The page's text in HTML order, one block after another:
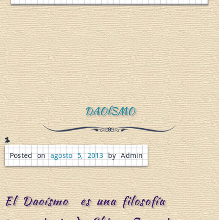
h
i
n
h
u
a
DAOÍSMO
Posted onagosto 5, 2013by Admin
El Daoísmo es una filosofía